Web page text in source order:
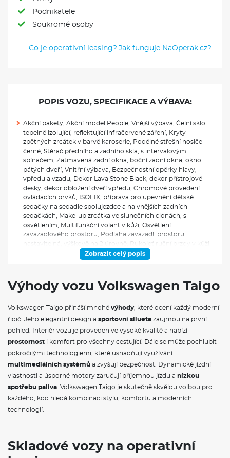
Podnikatele
Soukromé osoby
Co je operativní leasing? Jak funguje NaOperak.cz?
POPIS VOZU, SPECIFIKACE A VÝBAVA:
Akční pakety, Akční model People, Vnější výbava, Čelní sklo
tepelně izolující, reflektující infračervené záření, Kryty
zpětných zrcátek v barvě karoserie, Podélné střešní nosiče
černé, Stěrač předního a zadního skla, s intervalovým
spínačem, Zatmavená zadní okna, boční zadní okna, okno
pátých dveří, Vnitřní výbava, Bezpečnostní opěrky hlavy,
vpředu a vzadu, Dekor Lava Stone Black, dekor přístrojové
desky, dekor obložení dveří vpředu, Chromové provedení
ovládacích prvků, ISOFIX, příprava pro upevnění dětské
sedačky na sedadle spolujezdce a na vnějších zadních
sedačkách, Make-up zrcátka ve slunečních clonách, s
osvětlením, Multifunkční volant v kůži, Osvětlení
zavazadlového prostoru, Podlaha zavazadl. prostoru
nastavitelná, výškově na 2 úrovně, Rukojeť ruční brzdy v kůži,
Sloupek řízení, vertikálně nastavitelný (manuálně),
bezpečnostní pásy, vpředu i vzadu, vpředu výškově
nastavitelné, akustické a grafické upozornění nezapnutých
nedělené, opěradlo dělené, asymetricky sklopné, Asistenční
systémy a funkčnost, Asistent rozjezdu do kopce,
Automatický spínač světlometů, oddělené LED denní svícení,
odemykání a zamykání, bez bezpečnostního prvku
SAFELOCK, Boční airbagy vpředu, hlavové airbagy, s
centrálním airbagem mezi sedadly řidiče a spolujezdce,
Centrální zamykání s dálkovým ovládáním, bez funkce
airbagy řidiče a spolujezdce, možnost deaktivace u
spolujezdce, Elektrické ovládání oken, Elektronický imobilizér,
Elektronický stabilizační systém ESP, včetně ABS, ASR, EDL,
zadní světla, Longlife režim, prodloužený servisní interval na
24 měsíců nebo 30 000 km, podle toho, která situace nastane
Zobrazit celý popis
Výhody vozu Volkswagen Taigo
Volkswagen Taigo přináší mnohé výhody , které ocení každý moderní
řidič. Jeho elegantní design a sportovní silueta zaujmou na první
pohled. Interiér vozu je proveden ve vysoké kvalitě a nabízí
prostornost i komfort pro všechny cestující. Dále se může pochlubit
pokročilými technologiemi, které usnadňují využívání
multimediálních systémů a zvyšují bezpečnost. Dynamické jízdní
vlastnosti a úsporné motory zaručují příjemnou jízdu a nízkou
spotřebu paliva . Volkswagen Taigo je skutečně skvělou volbou pro
každého, kdo hledá kombinaci stylu, komfortu a moderních
technologií.
Skladové vozy na operativní